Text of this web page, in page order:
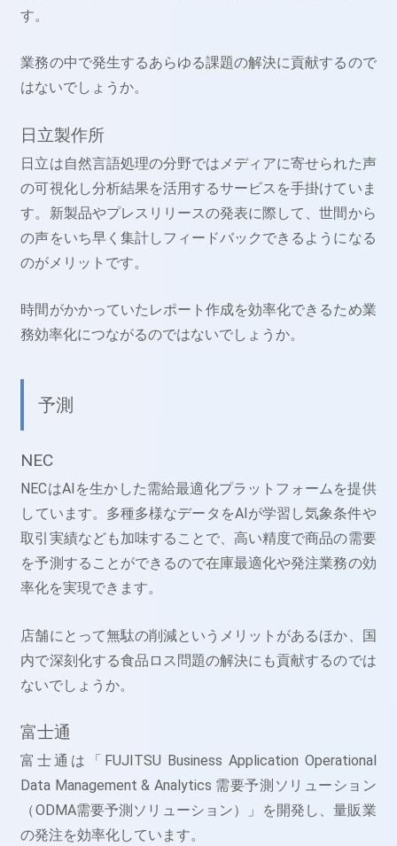
す。
業務の中で発生するあらゆる課題の解決に貢献するので
はないでしょうか。
日立製作所
日立は自然言語処理の分野ではメディアに寄せられた声
の可視化し分析結果を活用するサービスを手掛けていま
す。新製品やプレスリリースの発表に際して、世間から
の声をいち早く集計しフィードバックできるようになる
のがメリットです。
時間がかかっていたレポート作成を効率化できるため業
務効率化につながるのではないでしょうか。
予測
NEC
NECはAIを生かした需給最適化プラットフォームを提供
しています。多種多様なデータをAIが学習し気象条件や
取引実績なども加味することで、高い精度で商品の需要
を予測することができるので在庫最適化や発注業務の効
率化を実現できます。
店舗にとって無駄の削減というメリットがあるほか、国
内で深刻化する食品ロス問題の解決にも貢献するのでは
ないでしょうか。
富士通
富士通は「FUJITSU Business Application Operational
Data Management & Analytics 需要予測ソリューション
（ODMA需要予測ソリューション）」を開発し、量販業
の発注を効率化しています。